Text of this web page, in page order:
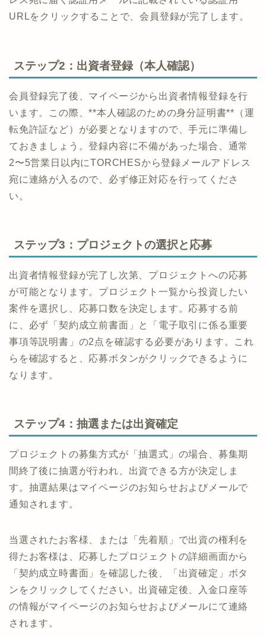
URLをクリックすることで、会員登録が完了します。
ステップ2：出資者登録（本人確認）
会員登録完了後、マイページから出資者情報登録を行
います。この際、**本人確認のための身分証明書**（運
転免許証など）が必要となりますので、手元に準備し
ておきましょう。登録内容に不備があった場合、通常
2〜5営業日以内にTORCHESから登録メールアドレス
宛に連絡が入るので、必ず修正対応を行ってくださ
い。
ステップ3：プロジェクトの選択と応募
出資者情報登録が完了し次第、プロジェクトへの応募
が可能となります。プロジェクト一覧から投資したい
案件を選択し、応募口数を決定します。応募する前
に、必ず「契約成立前書面」と「電子取引に係る重要
事項等説明書」の2点を確認する必要があります。これ
らを確認すると、応募ボタンがクリックできるように
なります。
ステップ4：抽選または出資確定
プロジェクトの募集方式が「抽選式」の場合、募集期
間終了後に抽選が行われ、出資できる方が決定しま
す。抽選結果はマイページのお知らせおよびメールで
通知されます。
当選されたお客様、または「先着順」で出資の権利を
得たお客様は、応募したプロジェクトの詳細画面から
「契約成立時書面」を確認した後、「出資確定」ボタ
ンをクリックしてください。出資確定後、入金口座等
の情報がマイページのお知らせおよびメールにて連絡
されます。